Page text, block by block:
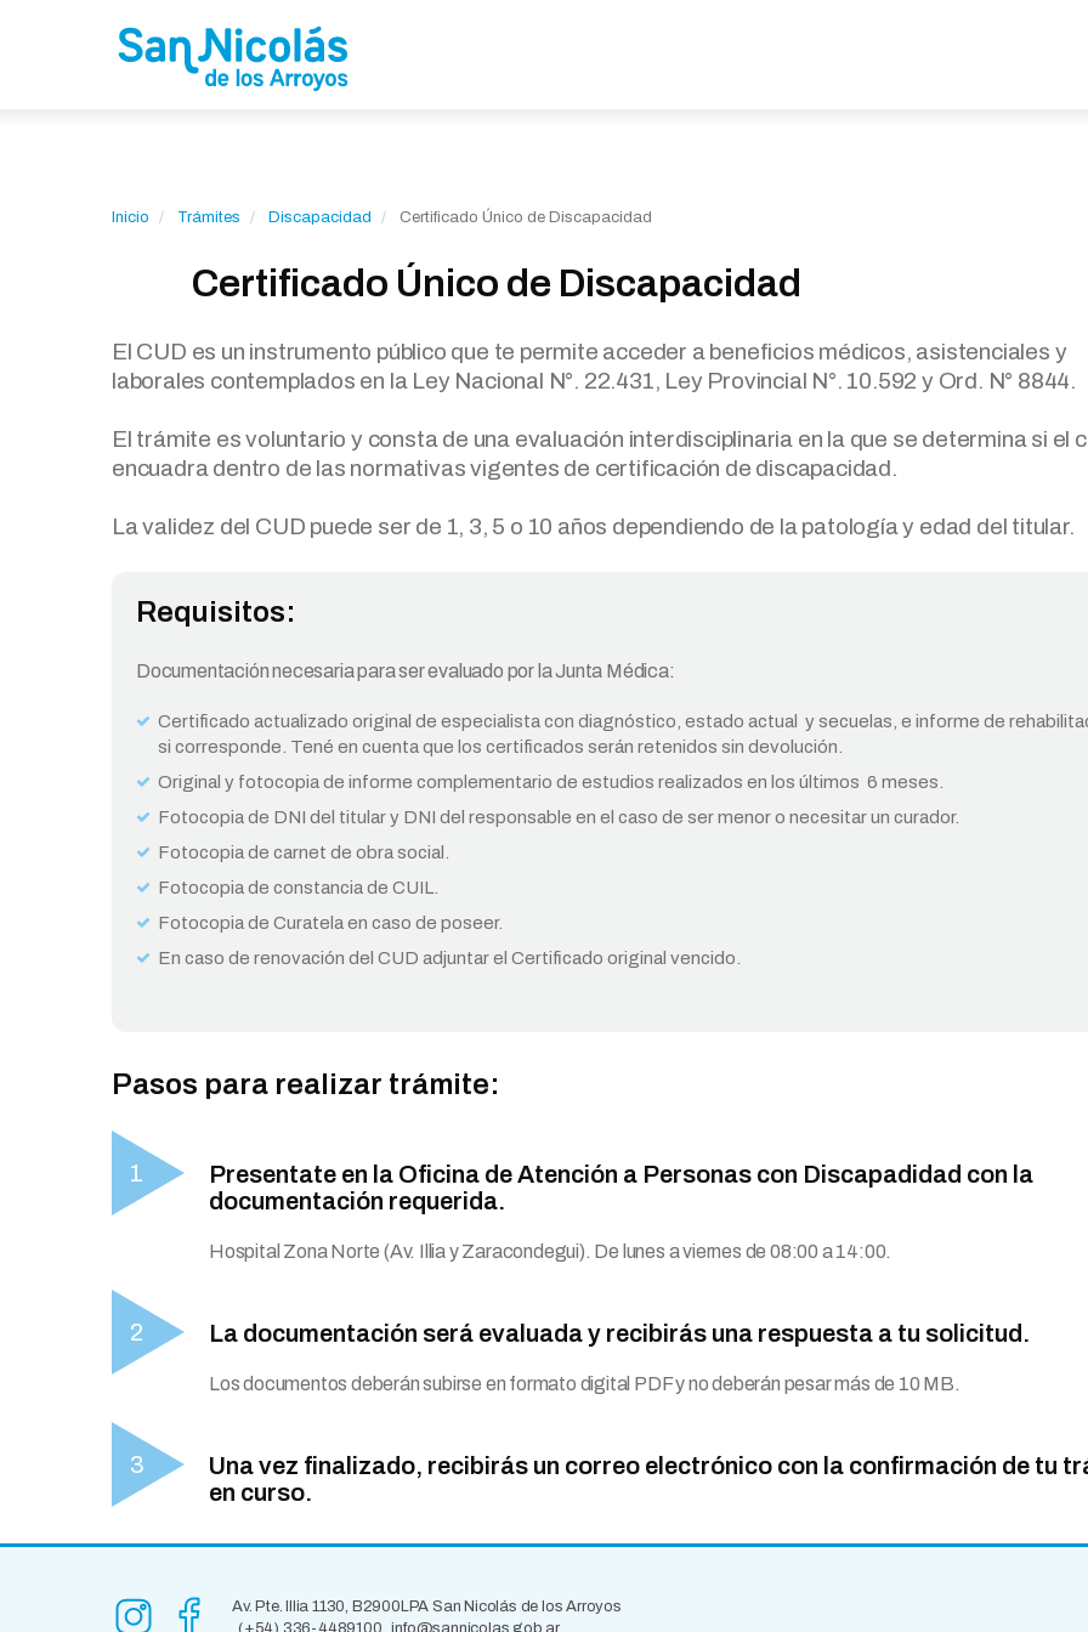
Inicio Trámites Discapacidad Certificado Único de Discapacidad
Certificado Único de Discapacidad
El CUD es un instrumento público que te permite acceder a beneficios médicos, asistenciales y
laborales contemplados en la Ley Nacional N°. 22.431, Ley Provincial N°. 10.592 y Ord. N° 8844.
El trámite es voluntario y consta de una evaluación interdisciplinaria en la que se determina si el
encuadra dentro de las normativas vigentes de certificación de discapacidad.
La validez del CUD puede ser de 1, 3, 5 o 10 años dependiendo de la patología y edad del titular.
Requisitos:
Documentación necesaria para ser evaluado por la Junta Médica:
Certificado actualizado original de especialista con diagnóstico, estado actual y secuelas, e informe de
si corresponde. Tené en cuenta que los certificados serán retenidos sin devolución.
Original y fotocopia de informe complementario de estudios realizados en los últimos 6 meses.
Fotocopia de DNI del titular y DNI del responsable en el caso de ser menor o necesitar un curador.
Fotocopia de carnet de obra social.
Fotocopia de constancia de CUIL.
Fotocopia de Curatela en caso de poseer.
En caso de renovación del CUD adjuntar el Certificado original vencido.
Pasos para realizar trámite:
Presentate en la Oficina de Atención a Personas con Discapadidad con la
documentación requerida.
Hospital Zona Norte (Av. Illia y Zaracondegui). De lunes a viernes de 08:00 a 14:00.
La documentación será evaluada y recibirás una respuesta a tu solicitud.
Los documentos deberán subirse en formato digital PDF y no deberán pesar más de 10 MB.
Una vez finalizado, recibirás un correo electrónico con la confirmación de tu
en curso.
Av. Pte. Illia 1130, B2900LPA San Nicolás de los Arroyos
(+54) 336-4489100
info@sannicolas.gob.ar